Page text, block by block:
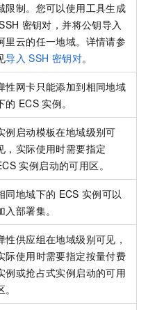
限制。您可以使用工具生成
密钥对，并将公钥导入
里云的任一地域。详情请参
导入 SSH 密钥对。
性网卡只能添加到相同地域
的 ECS 实例。
例启动模板在地域级别可
，实际使用时需要指定
实例启动的可用区。
同地域下的 ECS 实例可以
入部署集。
性供应组在地域级别可见，
际使用时需要指定按量付费
例或抢占式实例启动的可用
。